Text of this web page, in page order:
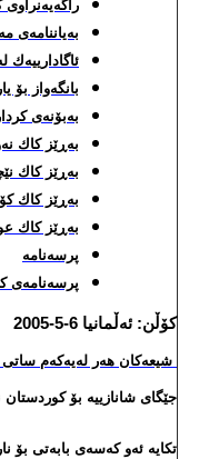
به‌یاننامه‌ی
ئاگادارییه‌ك
بانگه‌واز بۆ
به‌بۆنه‌ی
به‌ڕێز كاك
به‌ڕێز كاك
به‌ڕێز كاك
به‌ڕێز كاك
پرسه‌نامه‌
پرسه‌نامه‌ی
كۆڵن: ئه‌ڵمانیا 6-5-2005
شیعه‌كان هه‌ر له‌یه‌كه‌م ساتی
جێگای شانازییه‌ بۆ
تكایه‌ ئه‌و كه‌سه‌ی بابه‌تی بۆ